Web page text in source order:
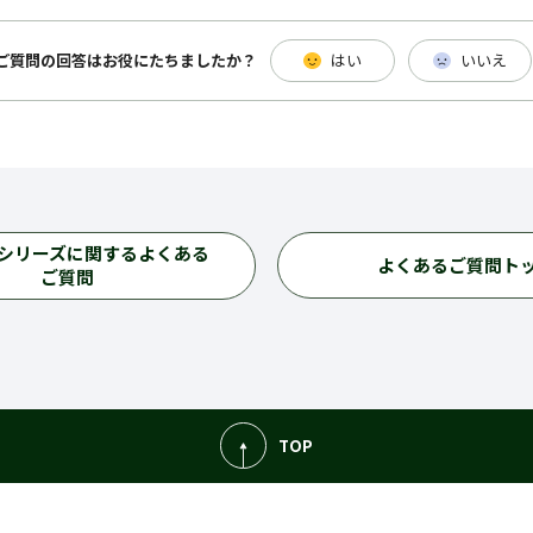
質問の回答はお役にたちましたか？ はい いいえ
リーズに関するよくある
ご質問
よくあるご質問ト
TOP